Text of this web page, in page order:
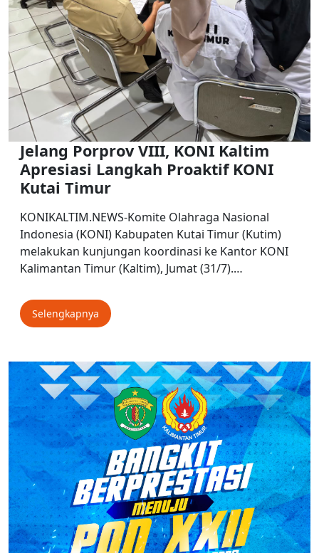
Jelang Porprov VIII, KONI Kaltim
Apresiasi Langkah Proaktif KONI
Kutai Timur
KONIKALTIM.NEWS-Komite Olahraga Nasional
Indonesia (KONI) Kabupaten Kutai Timur (Kutim)
melakukan kunjungan koordinasi ke Kantor KONI
Kalimantan Timur (Kaltim), Jumat (31/7).…
Selengkapnya